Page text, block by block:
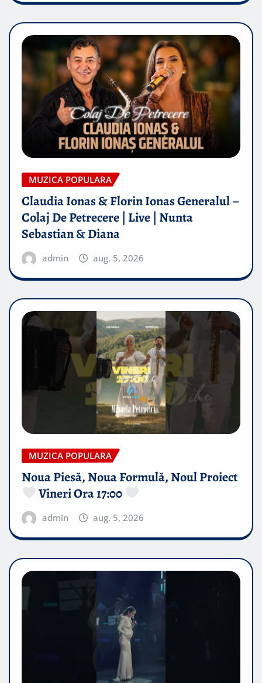
MUZICA POPULARA
Claudia Ionas & Florin Ionas Generalul –
Colaj De Petrecere | Live | Nunta
Sebastian & Diana
admin aug. 5, 2026
MUZICA POPULARA
Noua Piesă, Noua Formulă, Noul Proiect
Vineri Ora 17:00
admin aug. 5, 2026